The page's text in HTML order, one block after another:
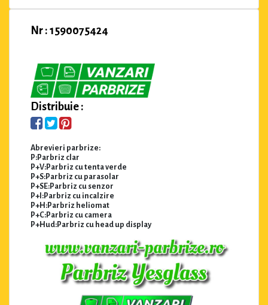
Nr : 1590075424
Distribuie :
Abrevieri parbrize:
P:Parbriz clar
P+V:Parbriz cu tenta verde
P+S:Parbriz cu parasolar
P+SE:Parbriz cu senzor
P+I:Parbriz cu incalzire
P+H:Parbriz heliomat
P+C:Parbriz cu camera
P+Hud:Parbriz cu head up display